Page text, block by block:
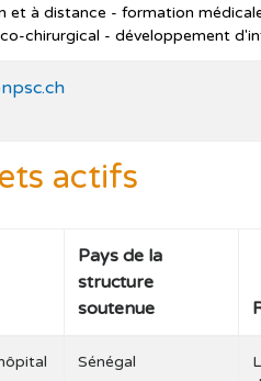
et à distance - formation
chirurgical - développement
actifs
Pays de la
structure
soutenue
Sénégal